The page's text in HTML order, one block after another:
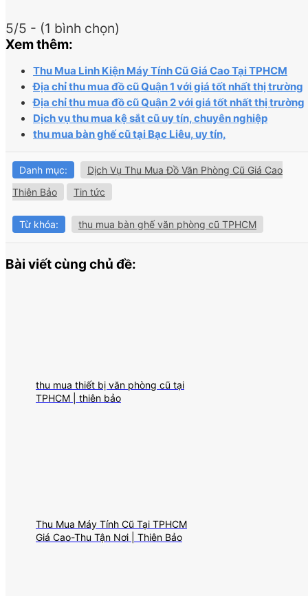
5/5 - (1 bình chọn)
Xem thêm:
Thu Mua Linh Kiện Máy Tính Cũ Giá Cao Tại TPHCM
Địa chỉ thu mua đồ cũ Quận 1 với giá tốt nhất thị trường
Địa chỉ thu mua đồ cũ Quận 2 với giá tốt nhất thị trường
Dịch vụ thu mua kệ sắt cũ uy tín, chuyên nghiệp
thu mua bàn ghế cũ tại Bạc Liêu, uy tín,
Danh mục:
Dịch Vụ Thu Mua Đồ Văn Phòng Cũ Giá Cao
Thiên Bảo
Tin tức
Từ khóa: thu mua bàn ghế văn phòng cũ TPHCM
Bài viết cùng chủ đề:
thu mua thiết bị văn phòng cũ tại
TPHCM | thiên bảo
Thu Mua Máy Tính Cũ Tại TPHCM
Giá Cao-Thu Tận Nơi | Thiên Bảo